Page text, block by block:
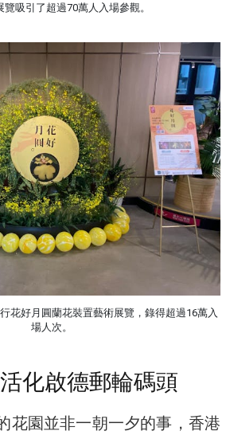
覽吸引了超過70萬人入場參觀。
花好月圓蘭花裝置藝術展覽，錄得超過16萬入
場人次。
化啟德郵輪碼頭
花園並非一朝一夕的事，香港